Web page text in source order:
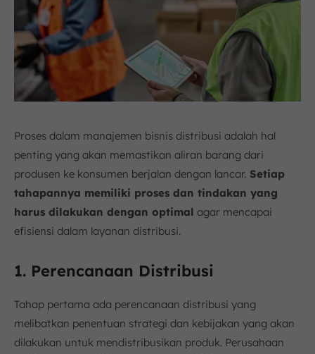
Proses dalam manajemen bisnis distribusi adalah hal
penting yang akan memastikan aliran barang dari
produsen ke konsumen berjalan dengan lancar. Setiap
tahapannya memiliki proses dan tindakan yang
harus dilakukan dengan optimal agar mencapai
efisiensi dalam layanan distribusi.
1. Perencanaan Distribusi
Tahap pertama ada perencanaan distribusi yang
melibatkan penentuan strategi dan kebijakan yang akan
dilakukan untuk mendistribusikan produk. Perusahaan